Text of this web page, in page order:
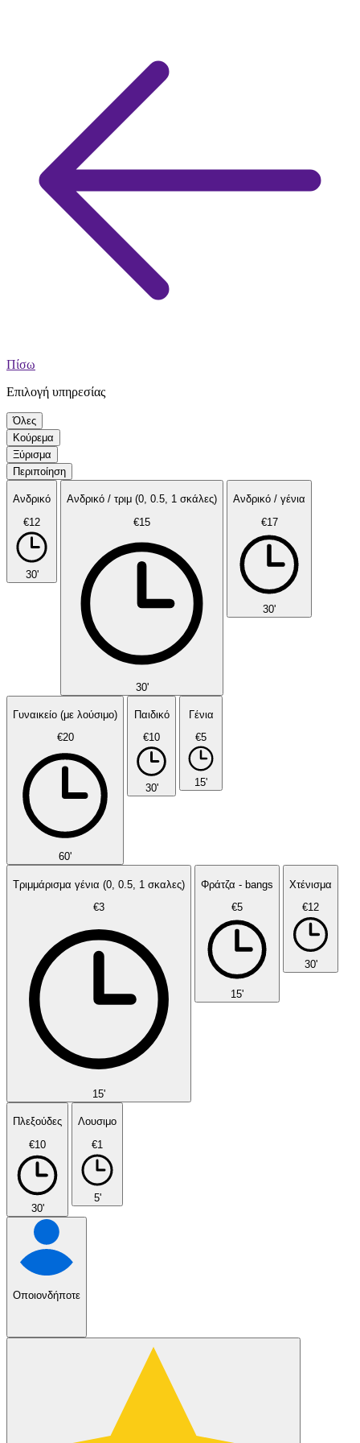
Πίσω
Επιλογή υπηρεσίας
Όλες
Κούρεμα
Ξύρισμα
Περιποίηση
Ανδρικό
€12
30'
Ανδρικό / τριμ (0, 0.5, 1 σκάλες)
€15
30'
Ανδρικό / γένια
€17
30'
Γυναικείο (με λούσιμο)
€20
60'
Παιδικό
€10
30'
Γένια
€5
15'
Τριμμάρισμα γένια (0, 0.5, 1 σκαλες)
€3
15'
Φράτζα - bangs
€5
15'
Χτένισμα
€12
30'
Πλεξούδες
€10
30'
Λουσιμο
€1
5'
Οποιονδήποτε